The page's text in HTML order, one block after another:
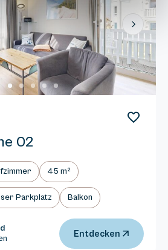
Next
02
45 m²
Parkplatz Balkon
Entdecken